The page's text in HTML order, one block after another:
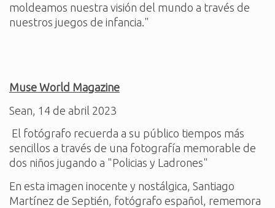
moldeamos nuestra visión del mundo a través de
nuestros juegos de infancia."
Muse World Magazine
Sean, 14 de abril 2023
El fotógrafo recuerda a su público tiempos más
sencillos a través de una fotografía memorable de
dos niños jugando a "Policias y Ladrones"
En esta imagen inocente y nostálgica, Santiago
Martínez de Septién, fotógrafo español, rememora